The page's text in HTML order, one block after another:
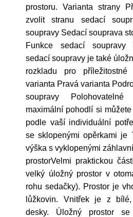
prostoru. Varianta strany
zvolit stranu sedací
soupravy Sedací souprava
Funkce sedací soupravy
sedací soupravy je také
rozkladu pro
varianta Pravá varianta
soupravy
maximální pohodlí si
podle vaší individuální
se sklopenými opěrkami je
výška s vyklopenými
prostorVelmi praktickou
velký úložný prostor v
rohu sedačky). Prostor je
lůžkovin. Vnitřek je z
desky. Úložný prostor se